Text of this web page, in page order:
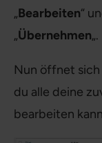
„Bearbeiten“
„Übernehmen„.
Nun öffnet
du alle deine
bearbeiten